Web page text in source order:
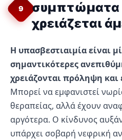
9
συμπτώματα
χρειάζεται
Η υπασβεστιαιμία είναι
σημαντικότερες
χρειάζονται πρόληψη
Μπορεί να εμφανιστεί
θεραπείας, αλλά έχουν
αργότερα. Ο κίνδυνος
υπάρχει σοβαρή νεφρική